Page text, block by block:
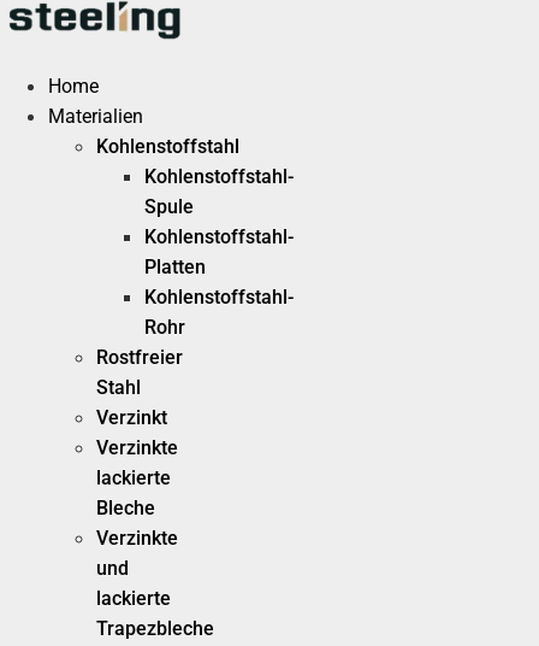
Zum
Home
Materialien
Kohlenstoffstahl
Kohlenstoffstahl-
Spule
Kohlenstoffstahl-
Platten
Kohlenstoffstahl-
Rohr
Rostfreier
Stahl
Verzinkt
Verzinkte
lackierte
Bleche
Verzinkte
und
lackierte
Trapezbleche